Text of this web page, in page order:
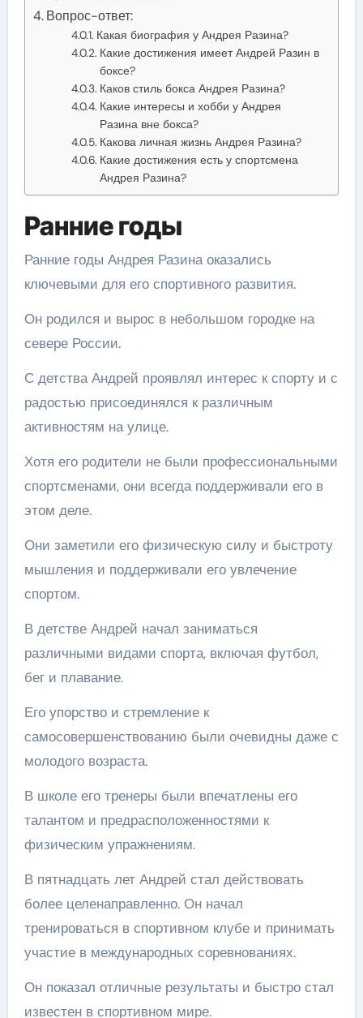
Вопрос-ответ:
Какая биография у Андрея Разина?
Какие достижения имеет Андрей Разин в
боксе?
Каков стиль бокса Андрея Разина?
Какие интересы и хобби у Андрея
Разина вне бокса?
Какова личная жизнь Андрея Разина?
Какие достижения есть у спортсмена
Андрея Разина?
Ранние годы
Ранние годы Андрея Разина оказались
ключевыми для его спортивного развития.
Он родился и вырос в небольшом городке на
севере России.
С детства Андрей проявлял интерес к спорту и с
радостью присоединялся к различным
активностям на улице.
Хотя его родители не были профессиональными
спортсменами, они всегда поддерживали его в
этом деле.
Они заметили его физическую силу и быстроту
мышления и поддерживали его увлечение
спортом.
В детстве Андрей начал заниматься
различными видами спорта, включая футбол,
бег и плавание.
Его упорство и стремление к
самосовершенствованию были очевидны даже с
молодого возраста.
В школе его тренеры были впечатлены его
талантом и предрасположенностями к
физическим упражнениям.
В пятнадцать лет Андрей стал действовать
более целенаправленно. Он начал
тренироваться в спортивном клубе и принимать
участие в международных соревнованиях.
Он показал отличные результаты и быстро стал
известен в спортивном мире.